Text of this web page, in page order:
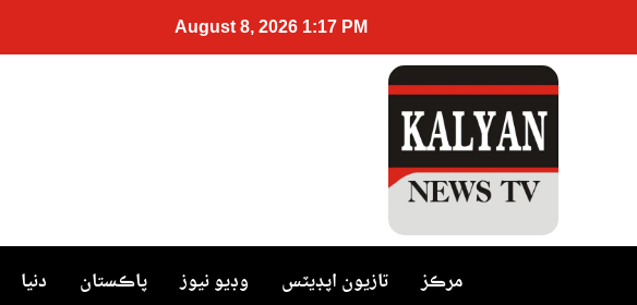
August 8, 2026 1:17 PM
دنيا پاڪستان وڊيو نيوز تازيون اپڊيٽس مرڪز